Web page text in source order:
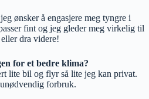
ønsker å engasjere meg tyngre i
fint og jeg gleder meg virkelig til
dra videre!
for et bedre klima?
lite bil og flyr så lite jeg kan privat.
forbruk.